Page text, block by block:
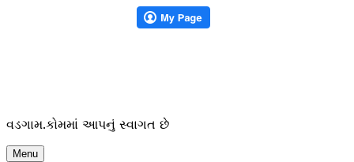
content
વડગામ.કોમમાં આપનું સ્વાગત છે
Menu